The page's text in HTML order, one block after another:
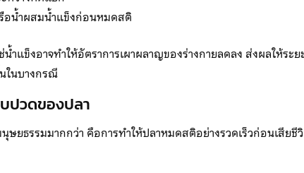
อน้ำผสมน้ำแข็งก่อนหมดสติ
น้ำแข็งอาจทำให้อัตราการเผาผลาญของร่างกายลดลง ส่งผลให้ระ
ในบางกรณี
ปวดของปลา
ษยธรรมมากกว่า คือการทำให้ปลาหมดสติอย่างรวดเร็วก่อนเสียชี